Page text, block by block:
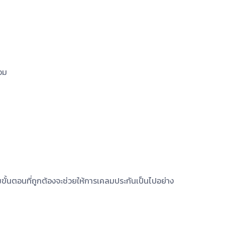
ม
นตอนที่ถูกต้องจะช่วยให้การเคลมประกันเป็นไปอย่าง